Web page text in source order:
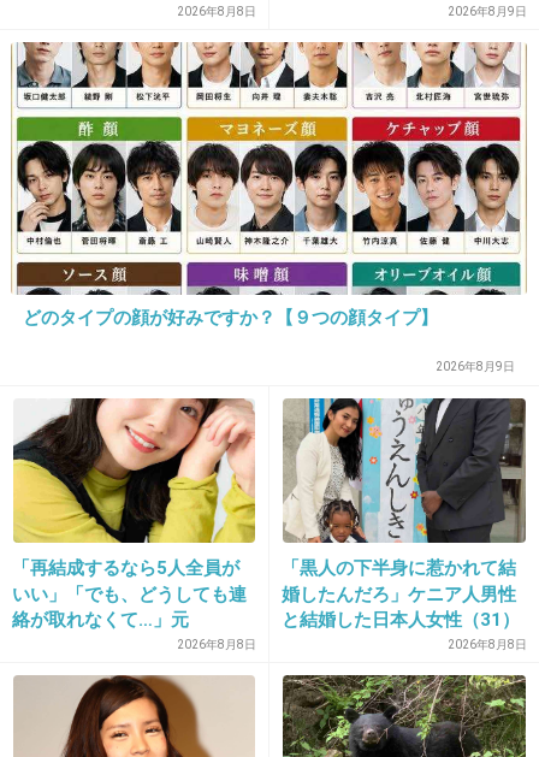
キューピー３分クッキング♪
+99 -94
33. 匿名 2015/05/10(日) 23:28:54
LIFE
+128 -93
ガキの使いやあらへんで
+214 -93
35. 匿名2015/05/10(日) 23:29:02
+13 -86
2015/05/10(日) 23:29:06
デンヴォルテクスで練習中
2026年8月8日
「毒母」の素顔と空白の晩年
2026年8月9日
どのタイプの顔が好みですか？【９つの顔タイプ】
2026年8月9日
「再結成するなら5人全員が
いい」「でも、どうしても連
絡が取れなくて…」元
ZONE・MIZUHO（38）が明
かす「19年ぶりに芸能界復
帰」した本当の理由
2026年8月8日
「黒人の下半身に惹かれて結
婚したんだろ」ケニア人男性
と結婚した日本人女性（31）
に“誹謗中傷”殺到…本人が語
る、日本で感じる“外国人差
別”のリアル
2026年8月8日